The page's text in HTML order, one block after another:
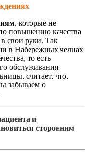
, которые не
повышению качества
в свои руки. Так
в Набережных челнах
то есть
обслуживания.
считает, что,
забываем о
и
сторонним